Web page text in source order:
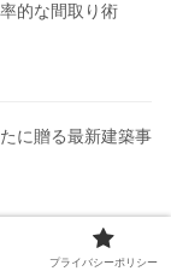
的な間取り術
に贈る最新建築事
プライバシーポリシー